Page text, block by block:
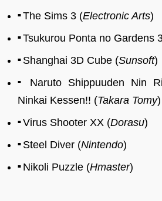
The Sims 3 (Electronic Arts)
Tsukurou Ponta no Gardens
Shanghai 3D Cube (Sunsoft)
Naruto Shippuuden Nin
Ninkai Kessen!! (Takara Tomy)
Virus Shooter XX (Dorasu)
Steel Diver (Nintendo)
Nikoli Puzzle (Hmaster)